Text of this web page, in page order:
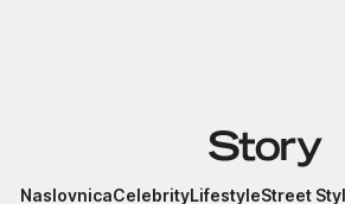
Story
NaslovnicaCelebrityLifestyleStreet